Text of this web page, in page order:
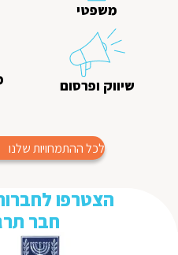
משפטי
שיווק ופרסום
לכל ההתמחויות שלנו
הצטרפו
חבר